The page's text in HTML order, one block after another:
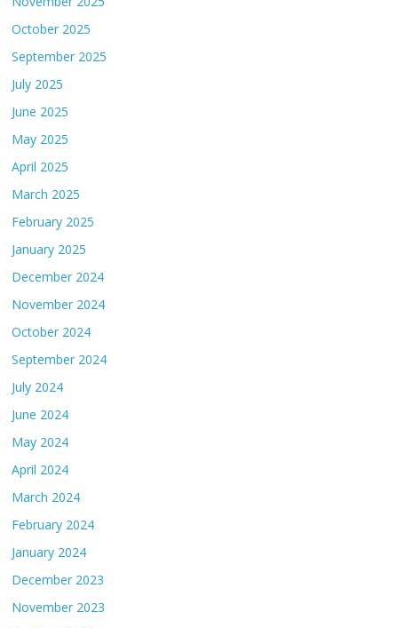
October 2025
September 2025
July 2025
June 2025
May 2025
April 2025
March 2025
February 2025
January 2025
December 2024
November 2024
October 2024
September 2024
July 2024
June 2024
May 2024
April 2024
March 2024
February 2024
January 2024
December 2023
November 2023